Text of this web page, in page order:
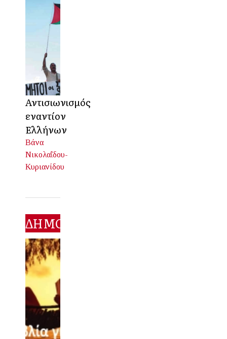
Αντισιωνισμός
εναντίον
Ελλήνων
Βάνα
Νικολαΐδου-
Κυριανίδου
ΔΗΜΟΦΙΛΕΣΤΕΡΑ